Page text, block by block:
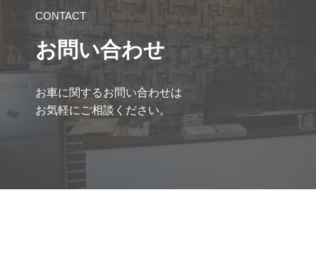
CONTACT
お問い合わせ
お車に関するお問い合わせは
お気軽にご相談ください。